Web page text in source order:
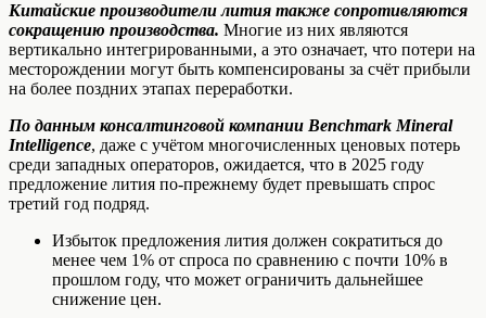
Китайские производители лития также сопротивляются
сокращению производства. Многие из них являются
вертикально интегрированными, а это означает, что потери на
месторождении могут быть компенсированы за счёт прибыли
на более поздних этапах переработки.
По данным консалтинговой компании Benchmark Mineral
Intelligence, даже с учётом многочисленных ценовых потерь
среди западных операторов, ожидается, что в 2025 году
предложение лития по-прежнему будет превышать спрос
третий год подряд.
Избыток предложения лития должен сократиться до
менее чем 1% от спроса по сравнению с почти 10% в
прошлом году, что может ограничить дальнейшее
снижение цен.